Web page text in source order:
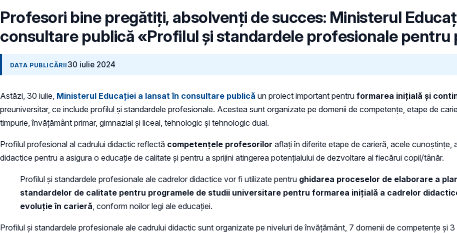
Profesori bine pregătiți, absolvenți de succes: Ministerul
consultare publică «Profilul și standardele profesionale
DATA PUBLICĂRII 30 iulie 2024
Astăzi, 30 iulie, Ministerul Educației a lansat în consultare publică un proiect important pentru formarea inițială și
preuniversitar, ce include profilul și standardele profesionale. Acestea sunt organizate pe domenii de competențe, etape de
timpurie, învățământ primar, gimnazial și liceal, tehnologic și tehnologic dual.
Profilul profesional al cadrului didactic reflectă competențele profesorilor aflați în diferite etape de carieră, acele cunoștințe,
didactice pentru a asigura o educație de calitate și pentru a sprijini atingerea potențialului de dezvoltare al fiecărui copil/tânăr.
Profilul și standardele profesionale ale cadrelor didactice vor fi utilizate pentru ghidarea proceselor de elaborare a
standardelor de calitate pentru programele de studii universitare pentru formarea inițială a cadrelor
evoluție în carieră, conform noilor legi ale educației.
Profilul și standardele profesionale ale cadrului didactic sunt organizate pe niveluri de învățământ, 7 domenii de competențe și